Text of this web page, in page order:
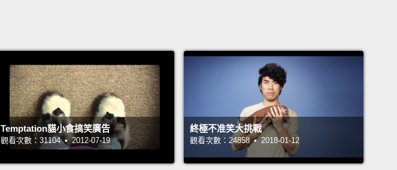
Shut up, shut up, shut up. Hey, what's up...
不－－對，沒錯!太荒謬了!就是－－喔，她來了，她來了。閉
嘴、閉嘴、閉嘴。嘿，妳好嗎...
Hey, dude, uh, it's, like, five a.m. and you haven't fed me
yet. Uh...are you gonna wake up and do that?
嘿，老兄，呃，現在是，像是，早上五點了，而你還沒餵我。
Temptation貓小食搞笑廣告
觀看次數：31104 • 2012-07-19
終極不准笑大挑戰
觀看次數：24858 • 2018-01-12